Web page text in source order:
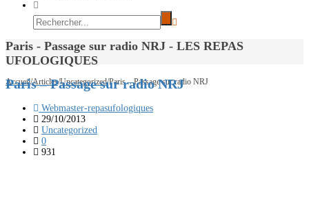
Paris - Passage sur radio NRJ - LES REPAS
UFOLOGIQUES
Accueil/Articles/Uncategorized/Paris – Passage sur radio NRJ
Paris – Passage sur radio NRJ
Webmaster-repasufologiques
29/10/2013
Uncategorized
0
931